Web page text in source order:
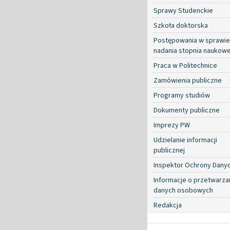
Sprawy Studenckie
Szkoła doktorska
Postępowania w sprawie
nadania stopnia
Praca w Politechnice
Zamówienia publiczne
Programy studiów
Dokumenty publiczne
Imprezy PW
Udzielanie informacji
publicznej
Inspektor Ochrony
Informacje o
danych osobowych
Redakcja